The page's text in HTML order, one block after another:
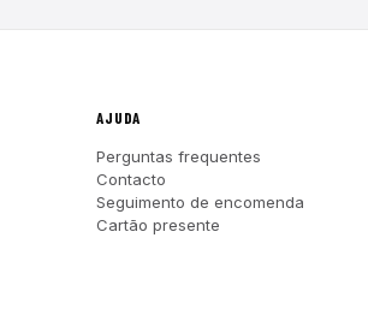
AJUDA
Perguntas frequentes
Contacto
Seguimento de encomenda
Cartão presente